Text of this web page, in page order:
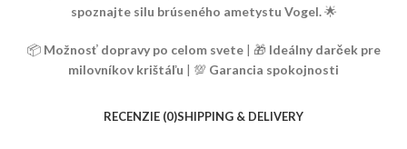
spoznajte silu brúseného ametystu Vogel.🌟
📦 Možnosť dopravy po celom svete| 🎁 Ideálny darček pre
milovníkov krištáľu | 💯 Garancia spokojnosti
RECENZIE (0)SHIPPING & DELIVERY